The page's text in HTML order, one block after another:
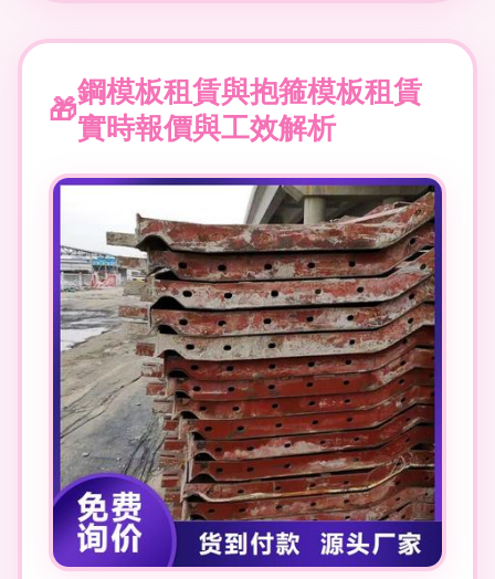
鋼模板租賃與抱箍模板租賃
實時報價與工效解析